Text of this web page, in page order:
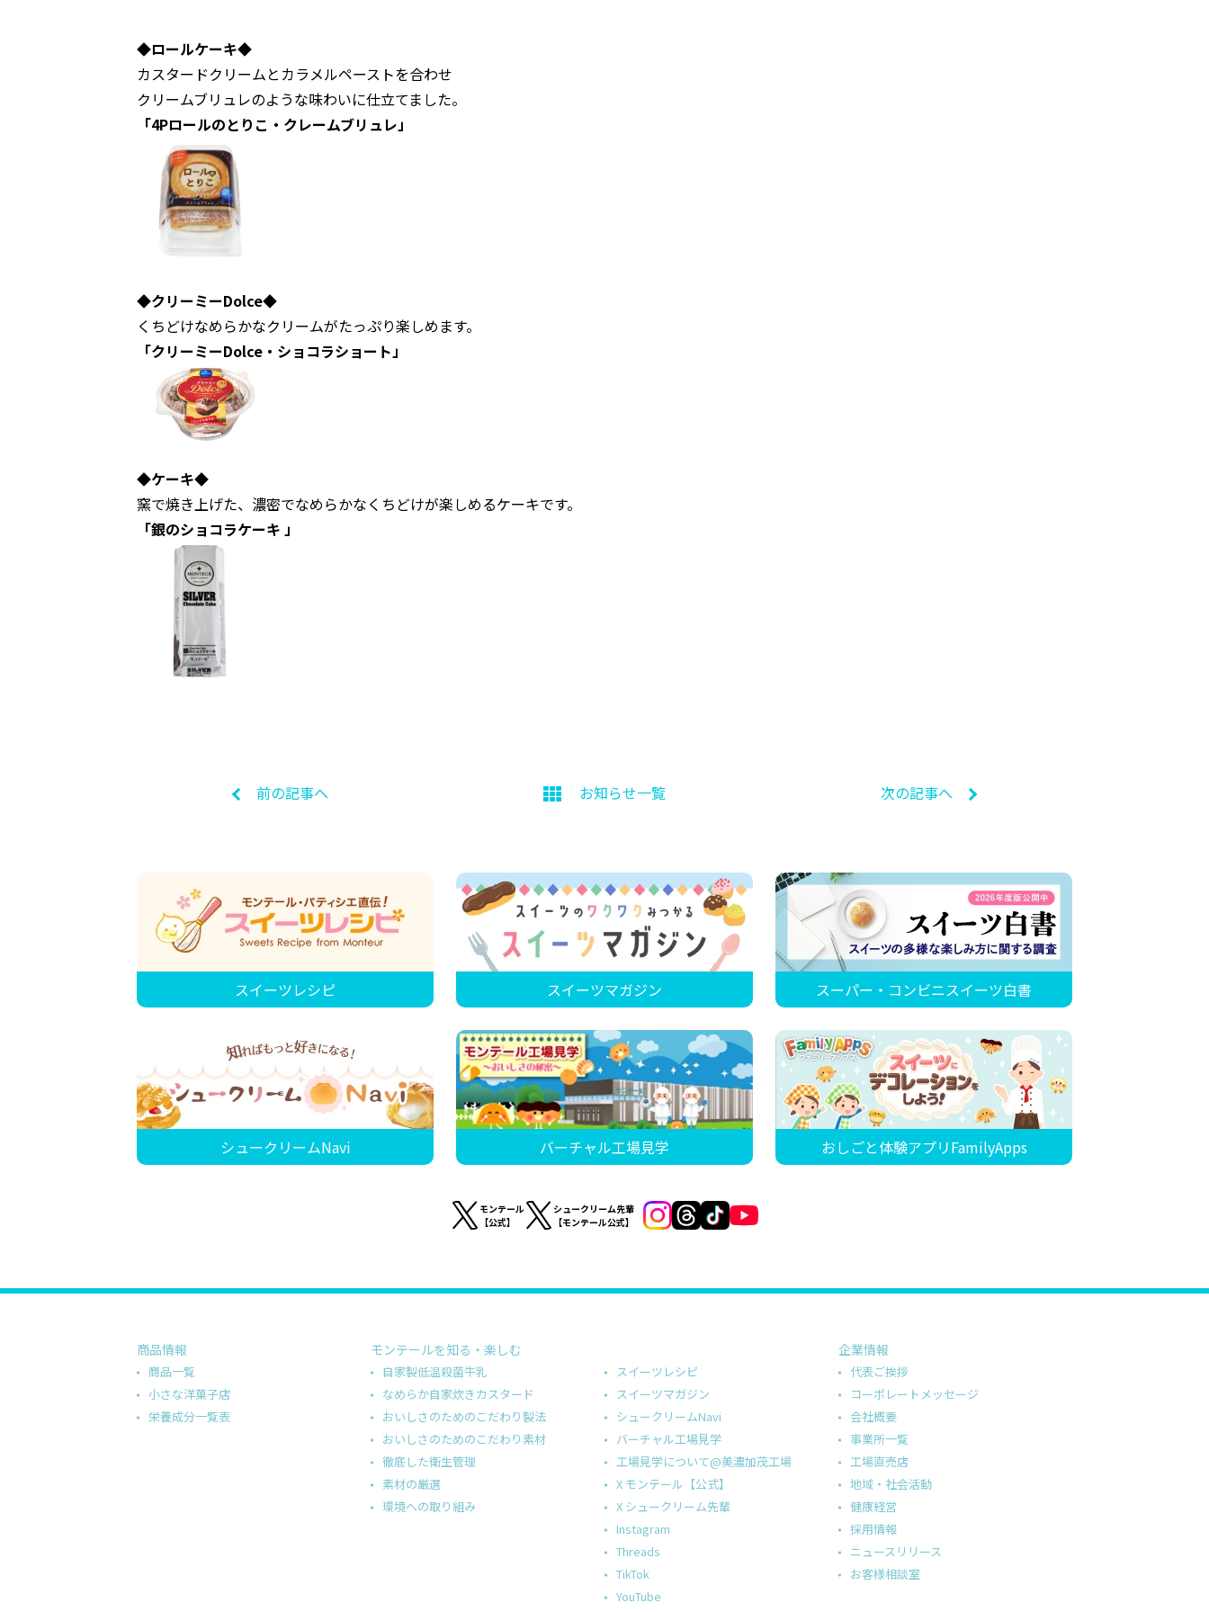
◆ロールケーキ◆
カスタードクリームとカラメルペーストを合わせ
クリームブリュレのような味わいに仕立てました。
「4Pロールのとりこ・クレームブリュレ」
◆クリーミーDolce◆
くちどけなめらかなクリームがたっぷり楽しめます。
「クリーミーDolce・ショコラショート」
◆ケーキ◆
窯で焼き上げた、濃密でなめらかなくちどけが楽しめるケーキです。
「銀のショコラケーキ 」
前の記事へ お知らせ一覧 次の記事へ
スイーツレシピ スイーツマガジン スーパー・コンビニスイーツ白書
シュークリームNavi バーチャル工場見学 おしごと体験アプリFamilyApps
モンテール
【公式】
シュークリーム先輩
【モンテール公式】
商品情報
商品一覧
小さな洋菓子店
栄養成分一覧表
モンテールを知る・楽しむ
自家製低温殺菌牛乳
なめらか自家炊きカスタード
おいしさのためのこだわり製法
おいしさのためのこだわり素材
徹底した衛生管理
素材の厳選
環境への取り組み
スイーツレシピ
スイーツマガジン
シュークリームNavi
バーチャル工場見学
工場見学について@美濃加茂工場
X モンテール【公式】
X シュークリーム先輩
Instagram
Threads
TikTok
YouTube
企業情報
代表ご挨拶
コーポレートメッセージ
会社概要
事業所一覧
工場直売店
地域・社会活動
健康経営
採用情報
ニュースリリース
お客様相談室